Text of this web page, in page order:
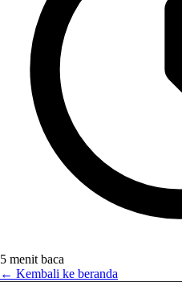
5 menit baca
← Kembali ke beranda